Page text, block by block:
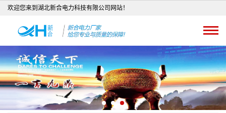
欢迎您来到湖北新合电力科技有限公司网站！